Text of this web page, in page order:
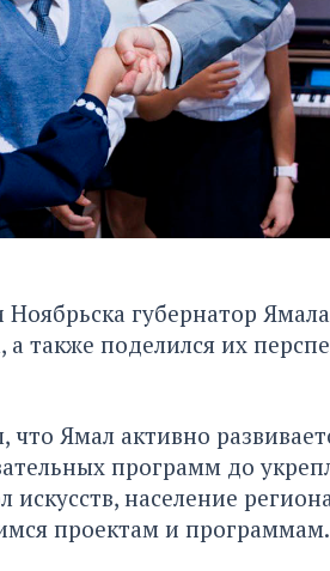
губернатор
а также поделился их
что Ямал активно
программ до
население
проектам и программам.